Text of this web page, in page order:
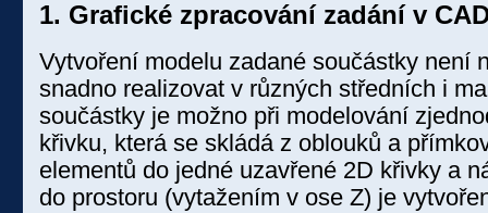
1. Grafické zpracování zadání v
Vytvoření modelu zadané součástky není
snadno realizovat v různých středních i
součástky je možno při modelování
křivku, která se skládá z oblouků a
elementů do jedné uzavřené 2D křivky a
do prostoru (vytažením v ose Z) je